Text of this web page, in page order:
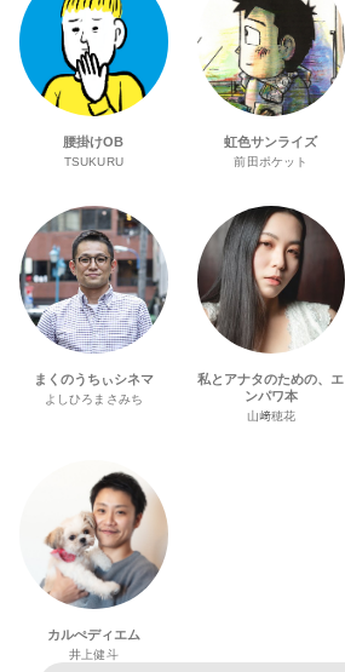
腰掛けOB
TSUKURU
虹色サンライズ
前田ポケット
まくのうちぃシネマ
よしひろまさみち
私とアナタのための、エ
ンパワ本
山﨑穂花
カルぺディエム
井上健斗